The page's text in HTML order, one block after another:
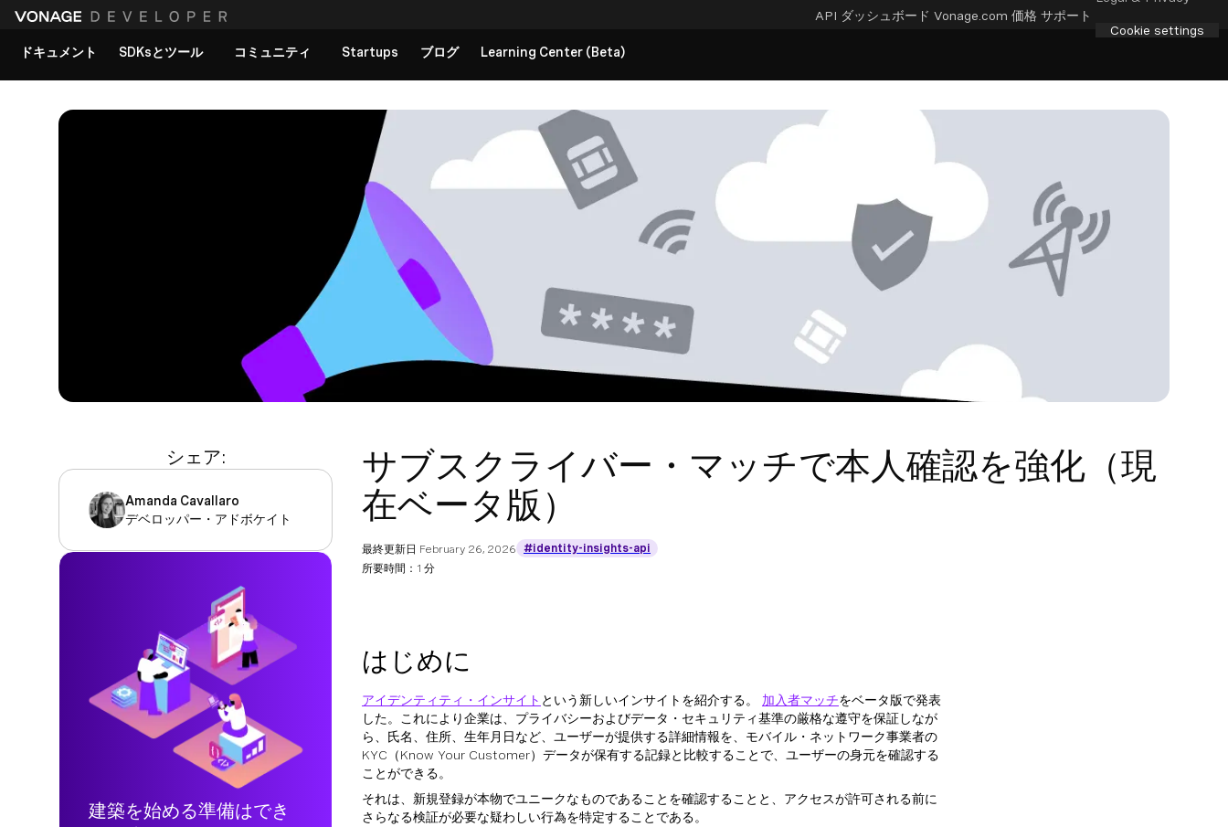
API ダッシュボード Vonage.com 価格 サポート
Cookie settings
ドキュメント
SDKsとツール コミュニティ Startups ブログ Learning Center (Beta)
シェア:
Amanda Cavallaro
デベロッパー・アドボケイト
建築を始める準備はでき
サブスクライバー・マッチで本人確認を強化（現
在ベータ版）
最終更新日 February 26, 2026
#identity-insights-api
所要時間：1 分
はじめに
アイデンティティ・インサイト という新しいインサイトを紹介する。 加入者マッチをベータ版で発表
した。これにより企業は、プライバシーおよびデータ・セキュリティ基準の厳格な遵守を保証しなが
ら、氏名、住所、生年月日など、ユーザーが提供する詳細情報を、モバイル・ネットワーク事業者の
KYC（Know Your Customer）データが保有する記録と比較することで、ユーザーの身元を確認する
ことができる。
それは、新規登録が本物でユニークなものであることを確認することと、アクセスが許可される前に
さらなる検証が必要な疑わしい行為を特定することである。